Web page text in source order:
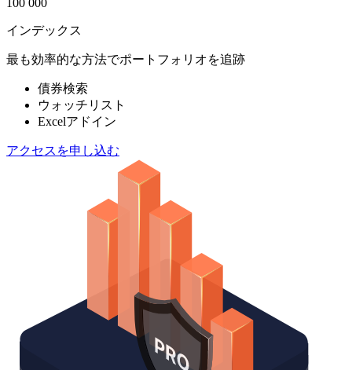
インデックス
最も効率的な方法でポートフォリオを追跡
債券検索
ウォッチリスト
Excelアドイン
アクセスを申し込む